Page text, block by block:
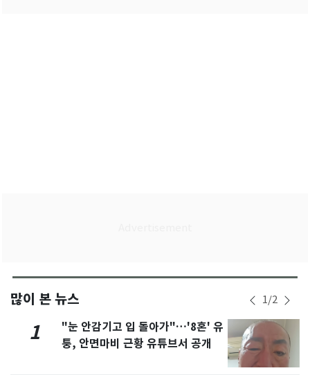
많이 본 뉴스 1/2
1
"눈 안감기고 입 돌아가"…'8혼' 유
퉁, 안면마비 근황 유튜브서 공개